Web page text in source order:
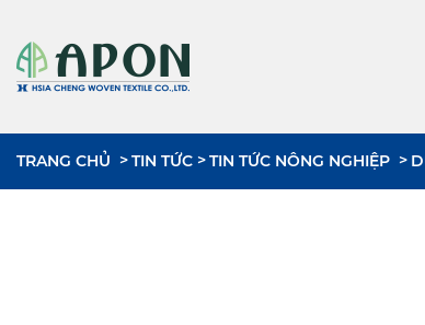
TRANG CHỦ TIN TỨC TIN TỨC NÔNG NGHIỆP